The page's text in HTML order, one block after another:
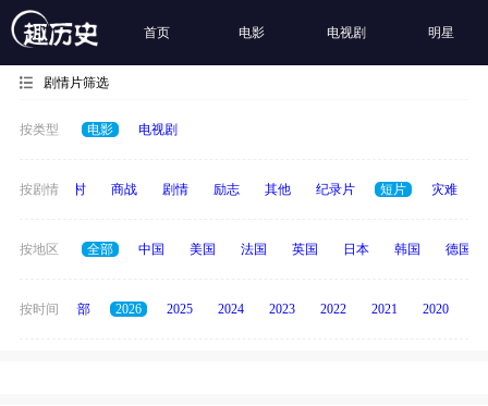
首页 电影 电视剧 明星
剧情片筛选
按类型 电影 电视剧
按剧情
历史 乡村 商战 剧情 励志 其他 纪录片 短片 灾难
按地区 全部 中国 美国 法国 英国 日本 韩国 德国
按时间 全部 2026 2025 2024 2023 2022 2021 2020